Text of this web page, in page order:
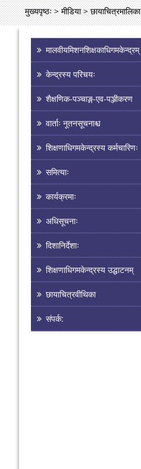
मुख्यपृष्ठः > मीडिया > छायाचित्रमालिका
मालवीयमिशनशिक्षकाधिगमकेन्द्रम्
केन्द्रस्य परिचयः
शैक्षणिक-पञ्चाङ्ग-एव-पञ्जीकरण
वार्ताः नूतनसूचनाश्च
शिक्षणाधिगमकेन्द्रस्य कर्मचारिणः
समित्याः
कार्यक्रमाः
अधिसूचनाः
दिशानिर्देशाः
शिक्षणाधिगमकेन्द्रस्य उद्घाटनम्
छायाचित्रवीथिका
संपर्क: